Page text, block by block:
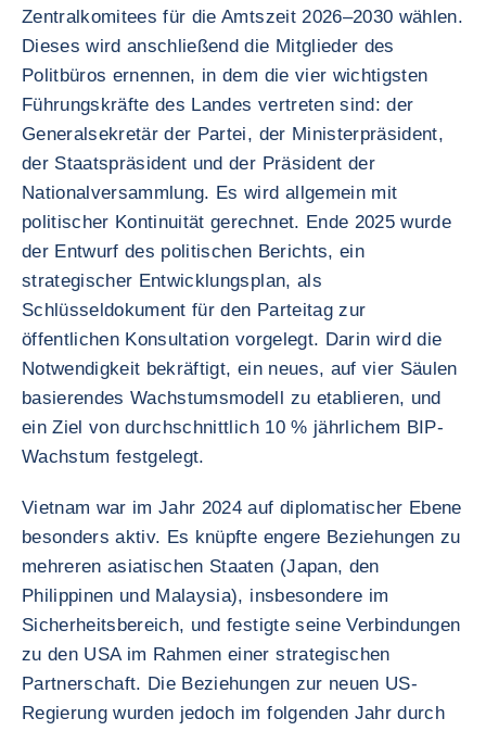
Zentralkomitees für die Amtszeit 2026–2030 wählen.
Dieses wird anschließend die Mitglieder des
Politbüros ernennen, in dem die vier wichtigsten
Führungskräfte des Landes vertreten sind: der
Generalsekretär der Partei, der Ministerpräsident,
der Staatspräsident und der Präsident der
Nationalversammlung. Es wird allgemein mit
politischer Kontinuität gerechnet. Ende 2025 wurde
der Entwurf des politischen Berichts, ein
strategischer Entwicklungsplan, als
Schlüsseldokument für den Parteitag zur
öffentlichen Konsultation vorgelegt. Darin wird die
Notwendigkeit bekräftigt, ein neues, auf vier Säulen
basierendes Wachstumsmodell zu etablieren, und
ein Ziel von durchschnittlich 10 % jährlichem BIP-
Wachstum festgelegt.
Vietnam war im Jahr 2024 auf diplomatischer Ebene
besonders aktiv. Es knüpfte engere Beziehungen zu
mehreren asiatischen Staaten (Japan, den
Philippinen und Malaysia), insbesondere im
Sicherheitsbereich, und festigte seine Verbindungen
zu den USA im Rahmen einer strategischen
Partnerschaft. Die Beziehungen zur neuen US-
Regierung wurden jedoch im folgenden Jahr durch